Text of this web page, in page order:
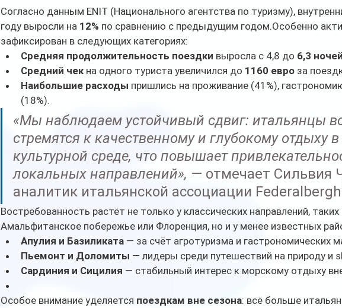
Согласно данным ENIT (Национального агентства по туризму),
году выросли на 12% по сравнению с предыдущим годом.Особенно
зафиксирован в следующих категориях:
Средняя продолжительность поездки выросла с 4,8 до 6,3 ночей
Средний чек на одного туриста увеличился до 1160 евро за
Наибольшие расходы пришлись на проживание (41%),
(18%).
«Мы наблюдаем устойчивый сдвиг: итальянцы
стремятся к качественному и глубокому отдыху
культурной среде, что повышает
локальных направлений», — отмечает Сильвия
аналитик итальянской ассоциации
Востребованность растёт не только у классических направлений, таких
Амальфитанское побережье или Флоренция, но и у менее известных
Апулия и Базиликата — за счёт агротуризма и гастрономических
Пьемонт и Доломиты — лидеры среди путешествий на природу и
Сардиния и Сицилия — стабильный интерес к морскому отдыху
Особое внимание уделяется поездкам вне сезона: всё больше